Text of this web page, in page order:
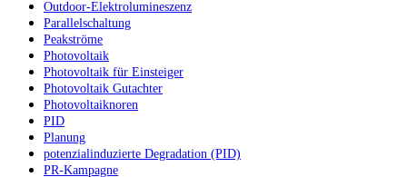
Outdoor-Elektrolumineszenz
Parallelschaltung
Peakströme
Photovoltaik
Photovoltaik für Einsteiger
Photovoltaik Gutachter
Photovoltaiknoren
PID
Planung
potenzialinduzierte Degradation (PID)
PR-Kampagne